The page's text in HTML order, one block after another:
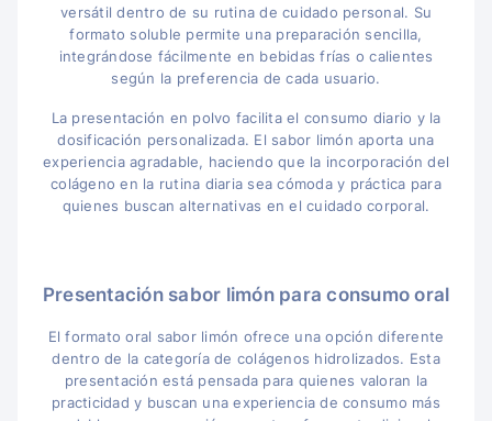
versátil dentro de su rutina de cuidado personal. Su
formato soluble permite una preparación sencilla,
integrándose fácilmente en bebidas frías o calientes
según la preferencia de cada usuario.
La presentación en polvo facilita el consumo diario y la
dosificación personalizada. El sabor limón aporta una
experiencia agradable, haciendo que la incorporación del
colágeno en la rutina diaria sea cómoda y práctica para
quienes buscan alternativas en el cuidado corporal.
Presentación sabor limón para consumo oral
El formato oral sabor limón ofrece una opción diferente
dentro de la categoría de colágenos hidrolizados. Esta
presentación está pensada para quienes valoran la
practicidad y buscan una experiencia de consumo más